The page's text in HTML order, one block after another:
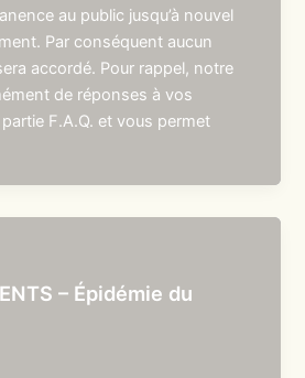
au public jusqu’à nouvel
Par conséquent aucun
accordé. Pour rappel, notre
de réponses à vos
F.A.Q. et vous permet
– Épidémie du